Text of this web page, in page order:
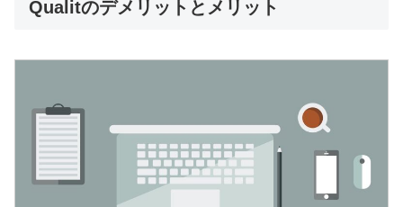
Qualitのデメリットとメリット